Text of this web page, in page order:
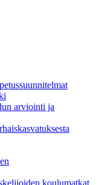
arviointi ja
koulumatkat